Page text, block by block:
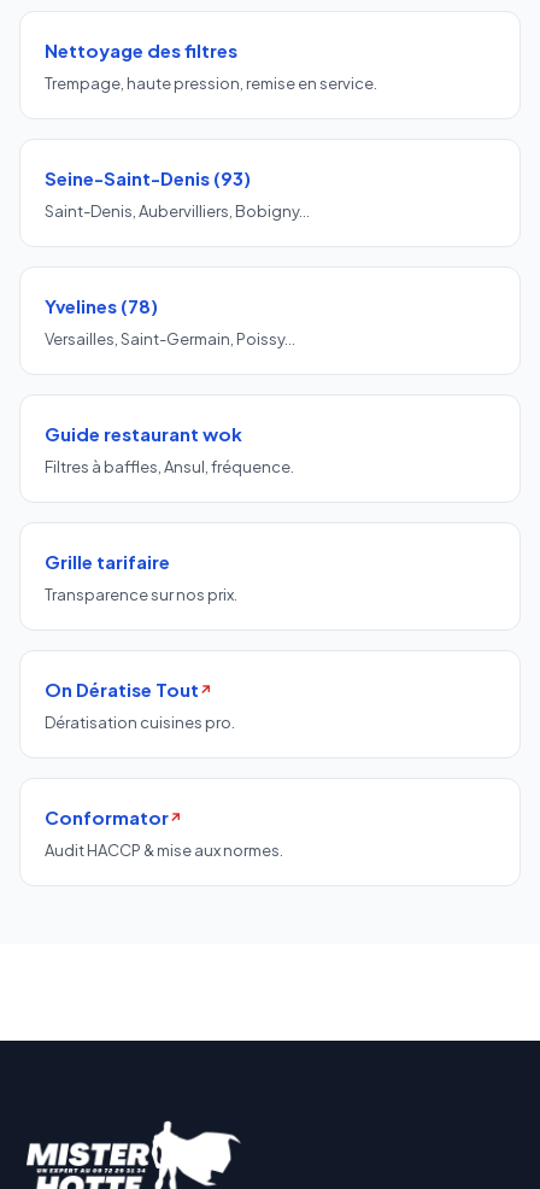
Nettoyage des filtres
Trempage, haute pression, remise en service.
Seine-Saint-Denis (93)
Saint-Denis, Aubervilliers, Bobigny…
Yvelines (78)
Versailles, Saint-Germain, Poissy…
Guide restaurant wok
Filtres à baffles, Ansul, fréquence.
Grille tarifaire
Transparence sur nos prix.
On Dératise Tout ↗
Dératisation cuisines pro.
Conformator↗
Audit HACCP & mise aux normes.